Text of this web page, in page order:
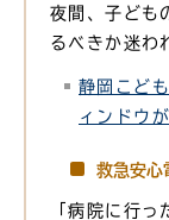
夜間、子ども
るべきか迷わ
静岡こど
ィンドウ
救急安
「病院に行